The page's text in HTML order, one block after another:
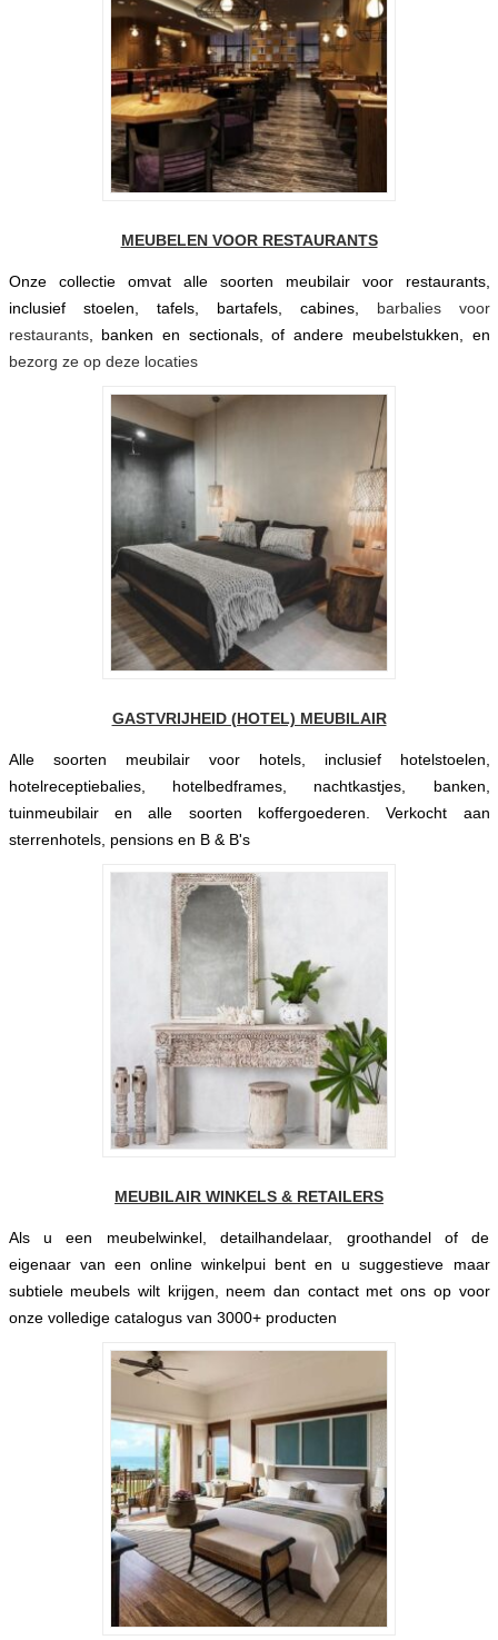
MEUBELEN VOOR RESTAURANTS
Onze collectie omvat alle soorten meubilair voor restaurants,
inclusief stoelen, tafels, bartafels, cabines, barbalies voor
restaurants, banken en sectionals, of andere meubelstukken, en
bezorg ze op deze locaties
GASTVRIJHEID (HOTEL) MEUBILAIR
Alle soorten meubilair voor hotels, inclusief hotelstoelen,
hotelreceptiebalies, hotelbedframes, nachtkastjes, banken,
tuinmeubilair en alle soorten koffergoederen. Verkocht aan
sterrenhotels, pensions en B & B's
MEUBILAIR WINKELS & RETAILERS
Als u een meubelwinkel, detailhandelaar, groothandel of de
eigenaar van een online winkelpui bent en u suggestieve maar
subtiele meubels wilt krijgen, neem dan contact met ons op voor
onze volledige catalogus van 3000+ producten